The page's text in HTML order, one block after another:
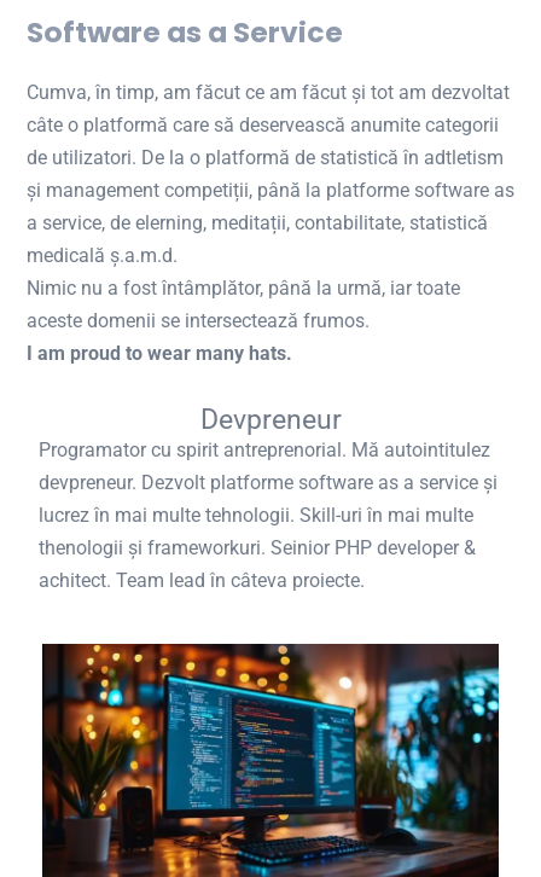
Software as a Service
Cumva, în timp, am făcut ce am făcut și tot am dezvoltat
câte o platformă care să deservească anumite categorii
de utilizatori. De la o platformă de statistică în adtletism
și management competiții, până la platforme software as
a service, de elerning, meditații, contabilitate, statistică
medicală ș.a.m.d.
Nimic nu a fost întâmplător, până la urmă, iar toate
aceste domenii se intersectează frumos.
I am proud to wear many hats.
Devpreneur
Programator cu spirit antreprenorial. Mă autointitulez
devpreneur. Dezvolt platforme software as a service și
lucrez în mai multe tehnologii. Skill-uri în mai multe
thenologii și frameworkuri. Seinior PHP developer &
achitect. Team lead în câteva proiecte.